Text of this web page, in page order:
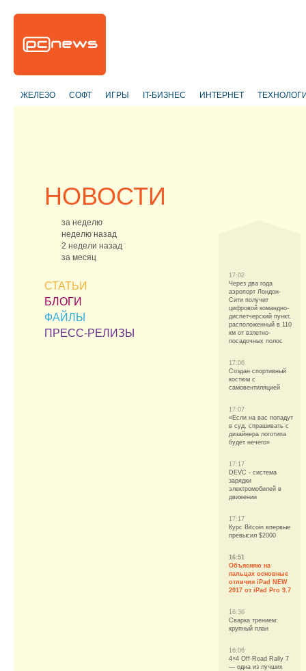
ЖЕЛЕЗО СОФТ ИГРЫ IT-БИЗНЕС ИНТЕРНЕТ
НОВОСТИ
за неделю
неделю назад
2 недели назад
за месяц
СТАТЬИ
БЛОГИ
ФАЙЛЫ
ПРЕСС-РЕЛИЗЫ
17:02
Через два года
аэропорт Лондон-
Сити получит
цифровой командно-
диспетчерский пункт,
расположенный в 110
км от взлетно-
посадочных полос
17:06
Создан спортивный
костюм с
самовентиляцией
17:07
«Если на вас попадут
в суд, спрашивать с
дизайнера логотипа
будет нечего»
17:17
DEVC - система
зарядки
электромобилей в
движении
17:17
Курс Bitcoin впервые
превысил $2000
16:51
Объясняю на
пальцах основные
отличия iPad NEW
2017 от iPad Pro 9.7
16:36
Сварка трением:
крупный план
16:06
4×4 Off-Road Rally 7
— одна из лучших